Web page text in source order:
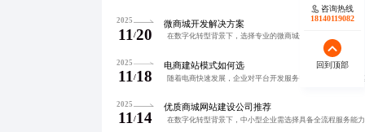
2025
11 /20
微商城开发解决方案
2025
11 /18
电商建站模式如何选
2025
11/14
优质商城网站建设公司推荐
咨询热线
18140119082
回到顶部